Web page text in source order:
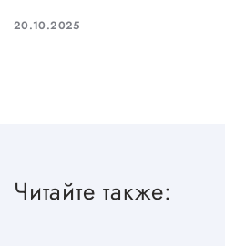
20.10.2025
Читайте также: